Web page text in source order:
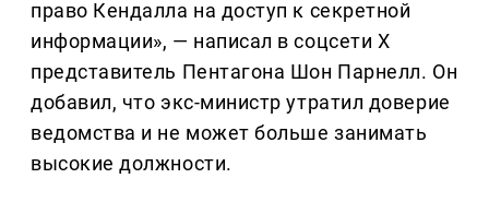
право Кендалла на доступ к секретной
информации», — написал в соцсети X
представитель Пентагона Шон Парнелл. Он
добавил, что экс-министр утратил доверие
ведомства и не может больше занимать
высокие должности.